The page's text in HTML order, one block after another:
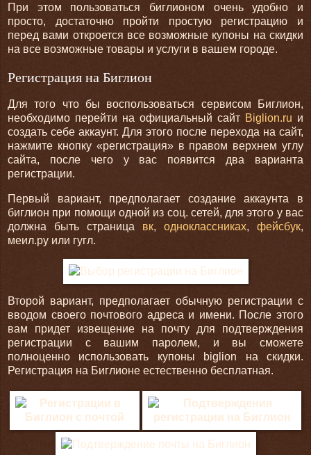
При этом пользоваться биглионом очень удобно и
просто, достаточно пройти простую регистрацию и
перед вами откроется все возможные купоны на скидки
на все возможные товары и услуги в вашем городе.
Регистрация на Биглион
Для того что бы воспользоваться сервисом Биглион,
необходимо перейти на официальный сайт Biglion.ru и
создать себе аккаунт. Для этого после перехода на сайт,
нажмите кнопку «регистрация» в правом верхнем углу
сайта, после чего у вас появится два варианта
регистрации.
Первый вариант, предполагает создание аккаунта в
биглион при помощи одной из соц. сетей, для этого у вас
должна быть страница вк, одноклассниках, фейсбук,
меил.ру или гугл.
Второй вариант, предполагает обычную регистрации с
вводом своего почтового адреса и имени. После этого
вам придет извещение на почту для подтверждения
регистрации с вашим паролем, и вы сможете
полноценно использовать купоны biglion на скидки.
Регистрация на Биглионе естественно бесплатная.